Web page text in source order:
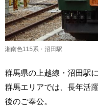
湘南色115系・沼田駅
群馬県の上越線・沼田駅
群馬エリアでは、長年活
後のご奉公。